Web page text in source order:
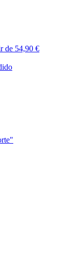
de 54,90 €